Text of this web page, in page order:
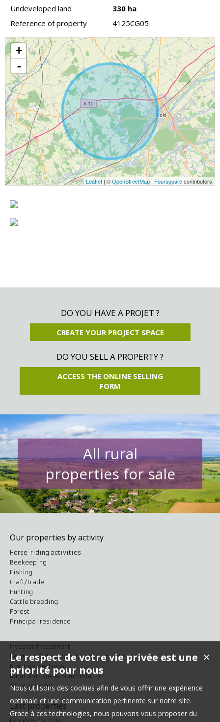
Undeveloped land
330 ha
Reference of property
4125CG05
+
-
Leaflet | ©OpenStreetMap | Foursquarecontributors
DO YOU HAVE A PROJET ?
CREATE YOUR PROJECT SPACE
DO YOU SELL A PROPERTY ?
ACCESS THE ONLINE SELLING
FORM
All rural
properties for sale
Our properties by activity
Horse-riding activities
Beekeeping
Fishing
Craft/Trade
Hunting
Cattle breeding
Forest
Principal residence
Investor/Investment
Heritage/Culture/Historic Monuments
Plant productions
Rural tourism-accommodation
Wine-growing
Last properties
✕
Le respect de votre vie privée est une
priorité pour nous
Nous utilisons des cookies afin de vous offrir une expérience
optimale et une communication pertinente sur notre site.
Grace à ces technologies, nous pouvons vous proposer du